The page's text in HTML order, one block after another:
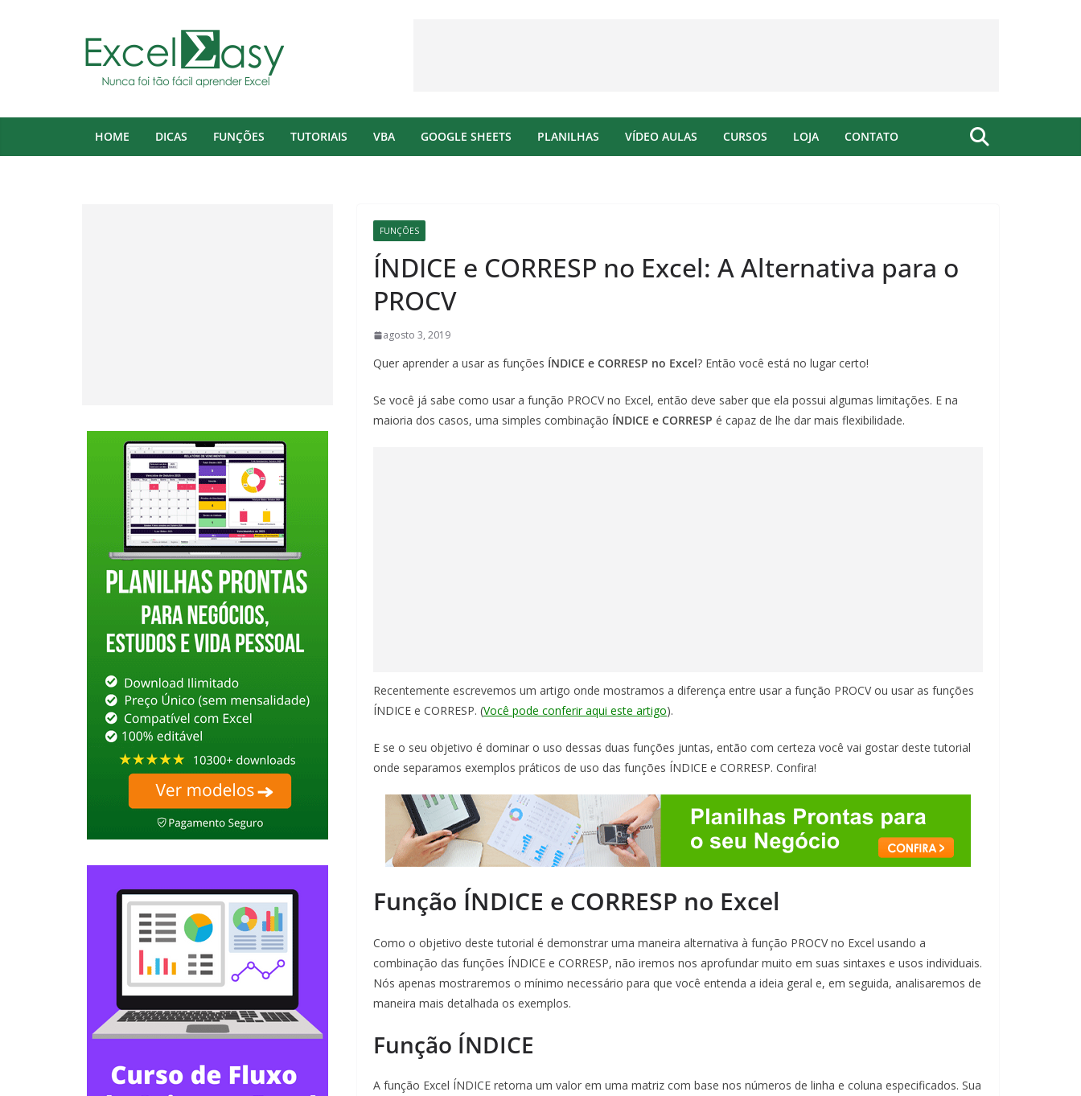
HOME DICAS FUNÇÕES TUTORIAIS VBA GOOGLE SHEETS PLANILHAS VÍDEO AULAS CURSOS LOJA CONTATO
FUNÇÕES
ÍNDICE e CORRESP no Excel: A Alternativa para o
PROCV
agosto 3, 2019
Quer aprender a usar as funções ÍNDICE e CORRESP no Excel? Então você está no lugar certo!
Se você já sabe como usar a função PROCV no Excel, então deve saber que ela possui algumas limitações. E na
maioria dos casos, uma simples combinação ÍNDICE e CORRESP é capaz de lhe dar mais flexibilidade.
Recentemente escrevemos um artigo onde mostramos a diferença entre usar a função PROCV ou usar as funções
ÍNDICE e CORRESP. (Você pode conferir aqui este artigo).
E se o seu objetivo é dominar o uso dessas duas funções juntas, então com certeza você vai gostar deste tutorial
onde separamos exemplos práticos de uso das funções ÍNDICE e CORRESP. Confira!
Função ÍNDICE e CORRESP no Excel
Como o objetivo deste tutorial é demonstrar uma maneira alternativa à função PROCV no Excel usando a
combinação das funções ÍNDICE e CORRESP, não iremos nos aprofundar muito em suas sintaxes e usos individuais.
Nós apenas mostraremos o mínimo necessário para que você entenda a ideia geral e, em seguida, analisaremos de
maneira mais detalhada os exemplos.
Função ÍNDICE
A função Excel ÍNDICE retorna um valor em uma matriz com base nos números de linha e coluna especificados. Sua